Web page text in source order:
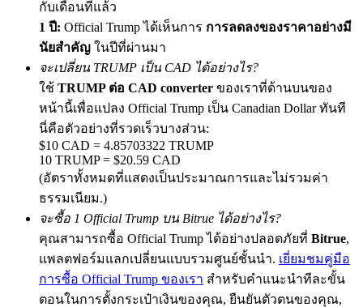
Exclusive for BitMart Users
Register & Trade to Win 500,000 USDT
Precious Metals Trading Carnival
Trade Gold & Silver · 33,333 USDT Bonus
USDT New User Exclusive 10% APR
USDT Flexible Staking | Daily Rewards
กับเดือนที่แล้ว
1 ปี: Official Trump ได้เห็นการ การลดลงของราคาอย่างมี
นัยสำคัญ ในปีที่ผ่านมา
จะเปลี่ยน TRUMP เป็น CAD ได้อย่างไร?
ใช้ TRUMP ต่อ CAD converter ของเราที่ด้านบนของ
หน้านี้เพื่อแปลง Official Trump เป็น Canadian Dollar ทันที
นี่คือตัวอย่างที่รวดเร็วบางส่วน:
$10 CAD = 4.85703322 TRUMP
10 TRUMP = $20.59 CAD
(อัตราทั้งหมดที่แสดงเป็นประมาณการและไม่รวมค่า
ธรรมเนียม.)
จะซื้อ 1 Official Trump บน Bitrue ได้อย่างไร?
คุณสามารถซื้อ Official Trump ได้อย่างปลอดภัยที่ Bitrue,
แพลตฟอร์มแลกเปลี่ยนแบบรวมศูนย์ชั้นนำ. เยี่ยมชมคู่มือ
การซื้อ Official Trump ของเรา สำหรับคำแนะนำทีละขั้น
ตอนในการตั้งกระเป๋าเงินของคุณ, ยืนยันตัวตนของคุณ,